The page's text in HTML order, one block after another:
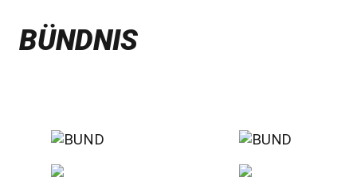
BÜNDNIS